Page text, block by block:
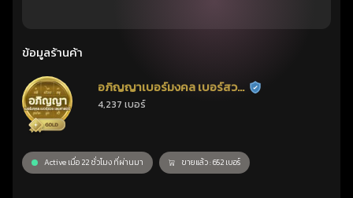
ข้อมูลร้านค้า
อภิญญาเบอร์มงคล เบอร์สวย
เลขศาสตร์
ร้านยืนยันแล้ว
4,237 เบอร์
Active เมื่อ 22 ชั่วโมง ที่ผ่านมา ขายแล้ว : 652 เบอร์